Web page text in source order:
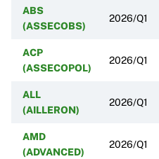
ABS
(ASSECOBS)
2026/Q1
ACP
(ASSECOPOL)
2026/Q1
ALL
(AILLERON)
2026/Q1
AMD
(ADVANCED)
2026/Q1